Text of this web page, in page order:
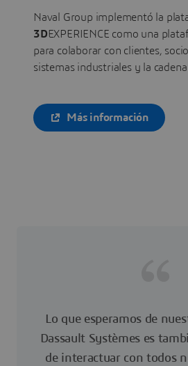
Naval Group implementó la
3DEXPERIENCE como una
para colaborar con clientes,
sistemas industriales y la
Más información
Lo que esperamos de
Dassault Systèmes es
de interactuar con todos